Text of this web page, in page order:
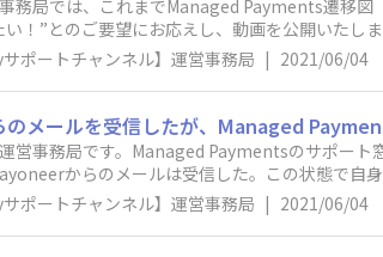
名を1文字で入力している場合、エラーがでま
を確認しております。パスポート番号は9桁で
力してください。Payoneerの画面上で「現地
ご入力ください。4）法人名についてのエラー
い。5）誕生日を入れ間違いも確認しておりま
Payments登録の際に、クレジットカー
ットカードのエラーを確認された方は、再度
トカード登録のプロセスの中で引き続きエラー
き、「Name」の変更をお願い致します。「
願い申し上げます。① eBay上でLast Name と
に済んでおりませんと出品制限がかかります
、Seller Hub > Paymentに「Register」ボタ
下さい。Payoneer口座開設中の場合、Seller
１
状態であれば、Managed Paymentsの登録（
でいる/いないにかわらず、Managed
きないけれど）Payoneerアカウントを
Register」ボタンが表示されますので再
アカウントへログインできないけれど）
務局では、これまでManaged Payments遷移
！”とのご要望にお応えし、動画を公開いた
Business）への法人に変更もしますのでご参照
サポートチャンネル】運営事務局 | 2021/06/04
のメールを受信したが、Managed
営事務局です。Managed Paymentsのサポー
からのメールは受信した。この状態で
というものがありました。言い換えますと、下
る方法がありますので、このページではその
ずしも関係がない（＝メールを受信したから
サポートチャンネル】運営事務局 | 2021/06/04